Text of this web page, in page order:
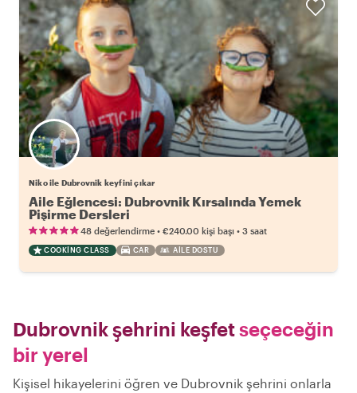
Niko ile Dubrovnik keyfini çıkar
Aile Eğlencesi: Dubrovnik Kırsalında Yemek
Pişirme Dersleri
48 değerlendirme • €240.00 kişi başı • 3 saat
COOKING CLASS CAR AILE DOSTU
Dubrovnik şehrini keşfetseçeceğin
bir yerel
Kişisel hikayelerini öğren ve Dubrovnik şehrini onlarla